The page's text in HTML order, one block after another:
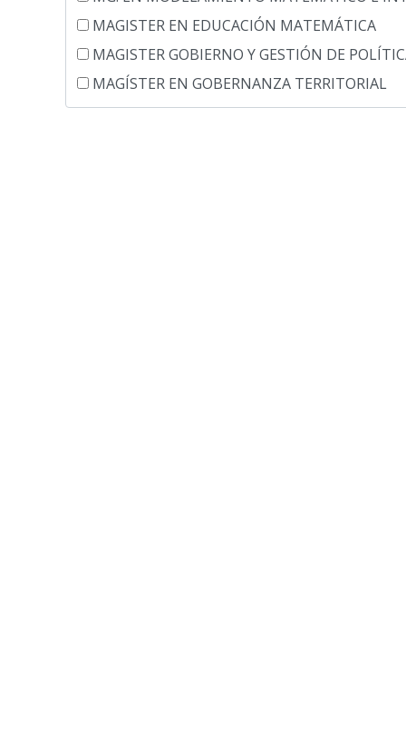
MAGISTER EN EDUCACIÓN MATEMÁTICA
MAGISTER GOBIERNO Y GESTIÓN DE
MAGÍSTER EN GOBERNANZA TERRITORIAL